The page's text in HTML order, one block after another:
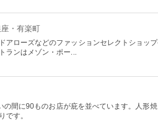
・有楽町
アローズなどのファッションセレクトショッ
ランはメゾン・ポー...
間に90ものお店が庇を並べています。人形
です。